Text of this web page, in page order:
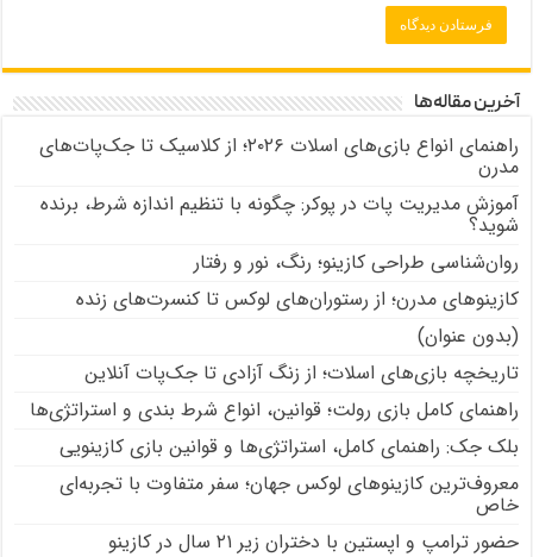
آخرین مقاله‌ها
راهنمای انواع بازی‌های اسلات ۲۰۲۶؛ از کلاسیک تا جک‌پات‌های
مدرن
آموزش مدیریت پات در پوکر: چگونه با تنظیم اندازه شرط، برنده
شوید؟
روان‌شناسی طراحی کازینو؛ رنگ، نور و رفتار
کازینوهای مدرن؛ از رستوران‌های لوکس تا کنسرت‌های زنده
(بدون عنوان)
تاریخچه بازی‌های اسلات؛ از زنگ آزادی تا جک‌پات‌ آنلاین
راهنمای کامل بازی رولت؛ قوانین، انواع شرط بندی و استراتژی‌ها
بلک جک: راهنمای کامل، استراتژی‌ها و قوانین بازی کازینویی
معروف‌ترین کازینوهای لوکس جهان؛ سفر متفاوت با تجربه‌ای
خاص
حضور ترامپ و اپستین با دختران زیر ۲۱ سال در کازینو